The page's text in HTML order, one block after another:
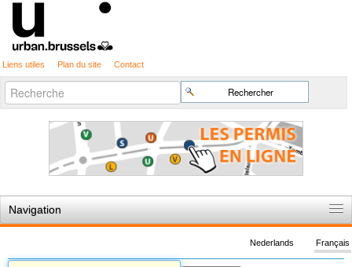
Liens utiles Plan du site Contact
Chercher par
Recherche
avancée…
Navigation
Règles du jeu
Français
Nederlands